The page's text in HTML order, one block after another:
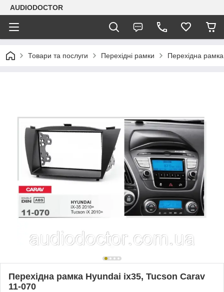
AUDIODOCTOR
Товари та послуги Перехідні рамки Перехідна
Перехідна рамка Hyundai ix35, Tucson Carav
11-070